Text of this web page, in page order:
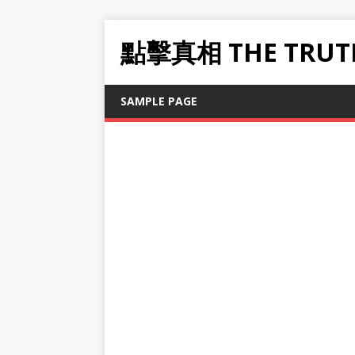
點擊真相 THE
SAMPLE PAGE